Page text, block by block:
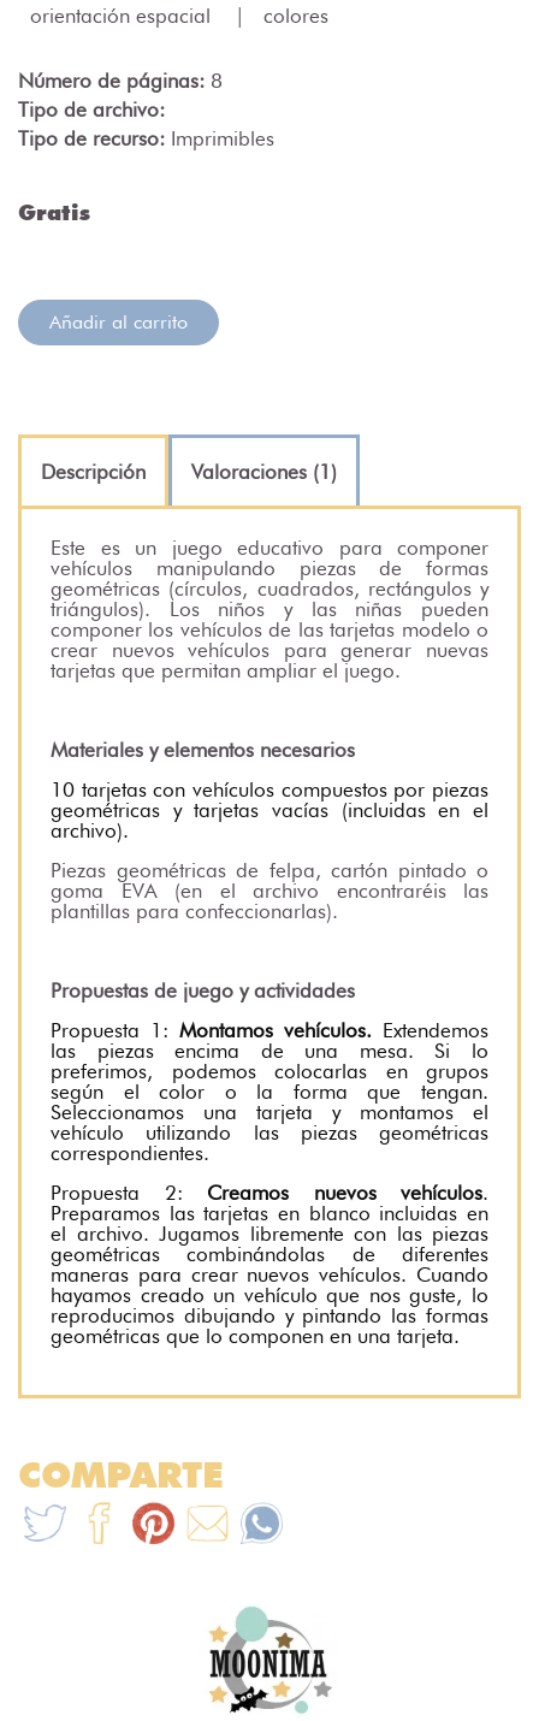
orientación espacial
| colores
Número de páginas: 8
Tipo de archivo:
Tipo de recurso: Imprimibles
Gratis
Añadir al carrito
Descripción Valoraciones (1)
Este es un juego educativo para componer
vehículos manipulando piezas de formas
geométricas (círculos, cuadrados, rectángulos y
triángulos). Los niños y las niñas pueden
componer los vehículos de las tarjetas modelo o
crear nuevos vehículos para generar nuevas
tarjetas que permitan ampliar el juego.
Materiales y elementos necesarios
10 tarjetas con vehículos compuestos por piezas
geométricas y tarjetas vacías (incluidas en el
archivo).
Piezas geométricas de felpa, cartón pintado o
goma EVA (en el archivo encontraréis las
plantillas para confeccionarlas).
Propuestas de juego y actividades
Propuesta 1: Montamos vehículos. Extendemos
las piezas encima de una mesa. Si lo
preferimos, podemos colocarlas en grupos
según el color o la forma que tengan.
Seleccionamos una tarjeta y montamos el
vehículo utilizando las piezas geométricas
correspondientes.
Propuesta 2: Creamos nuevos vehículos.
Preparamos las tarjetas en blanco incluidas en
el archivo. Jugamos libremente con las piezas
geométricas combinándolas de diferentes
maneras para crear nuevos vehículos. Cuando
hayamos creado un vehículo que nos guste, lo
reproducimos dibujando y pintando las formas
geométricas que lo componen en una tarjeta.
COMPARTE